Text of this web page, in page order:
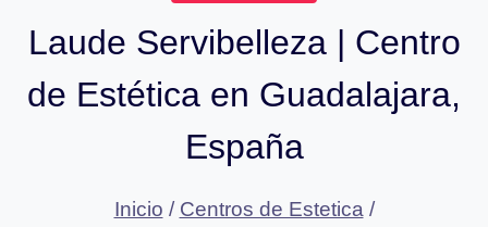
Laude Servibelleza | Centro
de Estética en Guadalajara,
España
Inicio / Centros de Estetica /